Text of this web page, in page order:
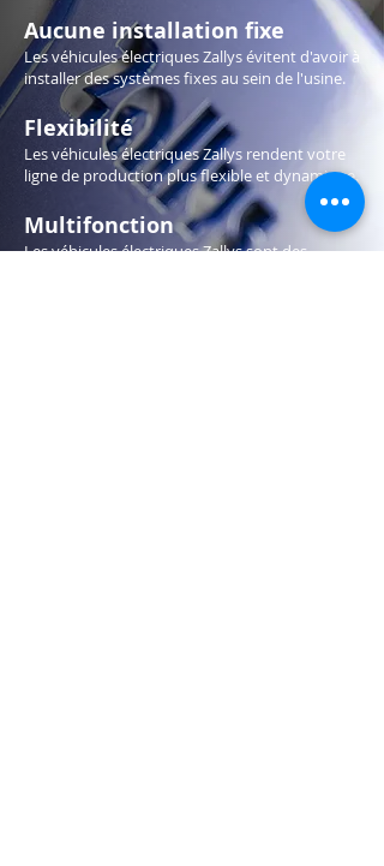
Aucune installation fixe
Les véhicules électriques Zallys évitent d'avoir à
installer des systèmes fixes au sein de l'usine.
Flexibilité
Les véhicules électriques Zallys rendent votre
ligne de production plus flexible et dynamique.
Multifonction
Les véhicules électriques Zallys sont des